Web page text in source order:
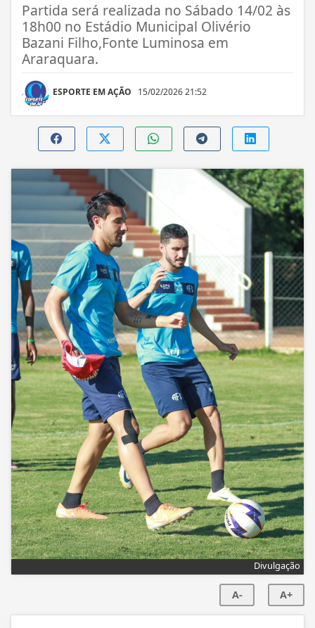
Partida será realizada no Sábado 14/02 às
18h00 no Estádio Municipal Olivério
Bazani Filho,Fonte Luminosa em
Araraquara.
ESPORTE EM AÇÃO 15/02/2026 21:52
Divulgação
A- A+